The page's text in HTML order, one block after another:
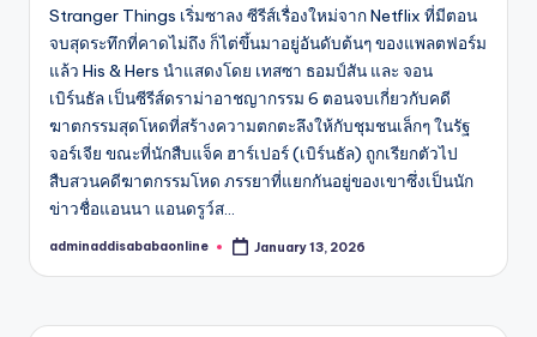
Stranger Things เริ่มซาลง ซีรีส์เรื่องใหม่จาก Netflix ที่มีตอน
จบสุดระทึกที่คาดไม่ถึง ก็ไต่ขึ้นมาอยู่อันดับต้นๆ ของแพลตฟอร์ม
แล้ว His & Hers นำแสดงโดย เทสซา ธอมป์สัน และ จอน
เบิร์นธัล เป็นซีรีส์ดราม่าอาชญากรรม 6 ตอนจบเกี่ยวกับคดี
ฆาตกรรมสุดโหดที่สร้างความตกตะลึงให้กับชุมชนเล็กๆ ในรัฐ
จอร์เจีย ขณะที่นักสืบแจ็ค ฮาร์เปอร์ (เบิร์นธัล) ถูกเรียกตัวไป
สืบสวนคดีฆาตกรรมโหด ภรรยาที่แยกกันอยู่ของเขาซึ่งเป็นนัก
ข่าวชื่อแอนนา แอนดรูว์ส…
Posted
adminaddisababaonline January 13, 2026